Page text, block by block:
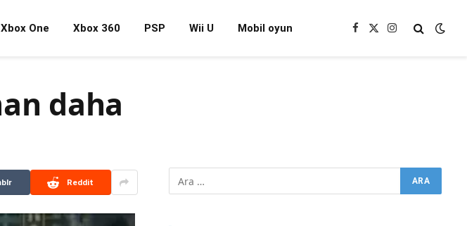
Xbox One Xbox 360 PSP Wii U Mobil oyun Facebook
X
Instagram
daha
Reddit